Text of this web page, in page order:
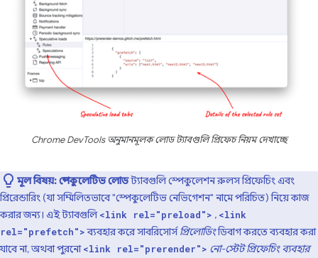
Chrome DevTools অনুমানমূলক লোড ট্যাবগুলি প্রিফেচ নিয়ম দেখাচ্ছে
মূল বিষয়:স্পেকুলেটিভ লোডট্যাবগুলি স্পেকুলেশন রুলস প্রিফেচিং এবং
প্রিরেন্ডারিং (যা সম্মিলিতভাবে "স্পেকুলেটিভ নেভিগেশন" নামে পরিচিত) নিয়ে কাজ
করার জন্য। এই ট্যাবগুলি<link rel="preload"> , <link
rel="prefetch">ব্যবহার করে সাবরিসোর্সপ্রিলোডিংডিবাগ করতে ব্যবহার করা
যাবে না, অথবা পুরনো<link rel="prerender"> নো-স্টেট প্রিফেচিং ব্যবহার